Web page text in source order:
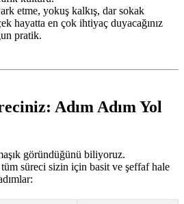
etme, yokuş kalkış, dar sokak
hayatta en çok ihtiyaç duyacağınız
pratik.
Adım Adım Yol
göründüğünü biliyoruz.
süreci sizin için basit ve şeffaf hale